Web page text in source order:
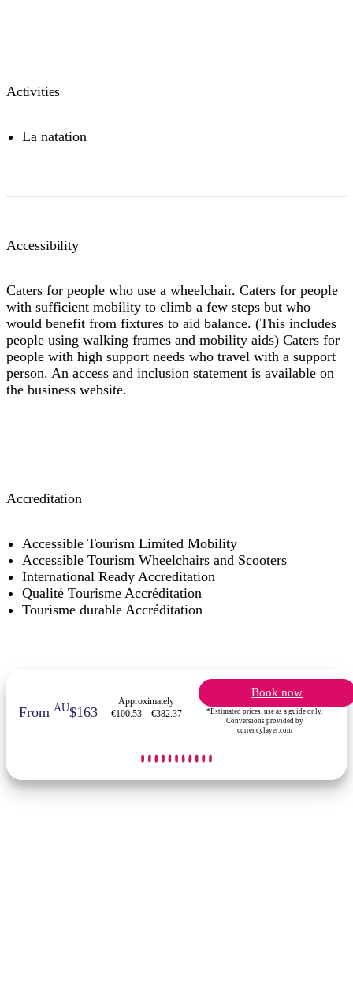
Activities
La natation
Accessibility
Caters for people who use a wheelchair. Caters for people
with sufficient mobility to climb a few steps but who
would benefit from fixtures to aid balance. (This includes
people using walking frames and mobility aids) Caters for
people with high support needs who travel with a support
person. An access and inclusion statement is available on
the business website.
Accreditation
Accessible Tourism Limited Mobility
Accessible Tourism Wheelchairs and Scooters
International Ready Accreditation
Qualité Tourisme Accréditation
Tourisme durable Accréditation
FromAU$163
Approximately
€100.53 – €382.37
Book now
*Estimated prices, use as a guide only.
Conversions provided by
currencylayer.com